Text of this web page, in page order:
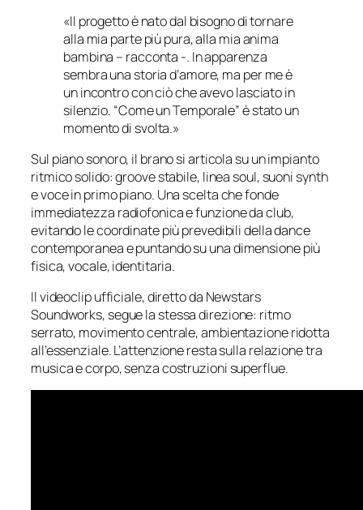
«Il progetto è nato dal bisogno di tornare
alla mia parte più pura, alla mia anima
bambina – racconta -. In apparenza
sembra una storia d’amore, ma per me è
un incontro con ciò che avevo lasciato in
silenzio. “Come un Temporale” è stato un
momento di svolta.»
Sul piano sonoro, il brano si articola su un impianto
ritmico solido: groove stabile, linea soul, suoni synth
e voce in primo piano. Una scelta che fonde
immediatezza radiofonica e funzione da club,
evitando le coordinate più prevedibili della dance
contemporanea e puntando su una dimensione più
fisica, vocale, identitaria.
Il videoclip ufficiale, diretto da Newstars
Soundworks, segue la stessa direzione: ritmo
serrato, movimento centrale, ambientazione ridotta
all’essenziale. L’attenzione resta sulla relazione tra
musica e corpo, senza costruzioni superflue.